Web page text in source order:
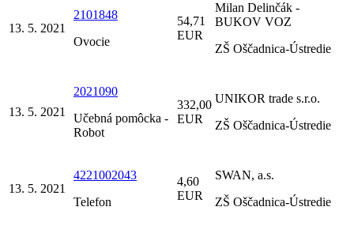
13. 5. 2021
2101848
Ovocie
54,71
EUR
Milan Delinčák -
BUKOV VOZ
ZŠ Oščadnica-Ústredie
13. 5. 2021
2021090
Učebná pomôcka -
Robot
332,00
EUR
UNIKOR trade s.r.o.
ZŠ Oščadnica-Ústredie
13. 5. 2021
4221002043
Telefon
4,60
EUR
SWAN, a.s.
ZŠ Oščadnica-Ústredie